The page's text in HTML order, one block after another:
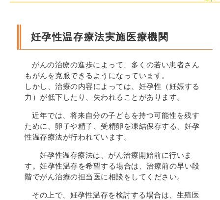
妊孕性温存療法実施医療機関
がんの治療の進歩によって、多くの若い患者さん
もがんを克服できるようになっています。
しかし、治療の内容によっては、妊孕性（妊娠する
力）が低下したり、失われることがあります。
近年では、将来自分の子どもを持つ可能性を残す
ために、卵子や精子、受精卵を凍結保存する、妊孕
性温存療法が行われています。
妊孕性温存療法は、がん治療開始前に行いま
す。妊孕性温存を希望する場合は、治療前の早い段
階でがん治療の担当医に相談をしてください。
その上で、妊孕性温存を検討する場合は、生殖医